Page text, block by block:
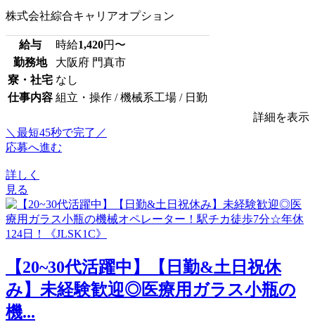
株式会社綜合キャリアオプション
給与 時給1,420円〜
勤務地
大阪府 門真市
寮・社宅 なし
仕事内容 組立・操作 / 機械系工場 / 日勤
詳細を表示
＼最短45秒で完了／
応募へ進む
詳しく
見る
【20~30代活躍中】【日勤&土日祝休
み】未経験歓迎◎医療用ガラス小瓶の
機...